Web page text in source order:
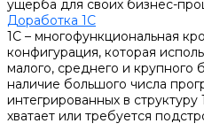
ущерба для своих бизнес-
Доработка 1С
1С – многофункциональная
конфигурация, которая
малого, среднего и крупного
наличие большого числа
интегрированных в
хватает или требуется